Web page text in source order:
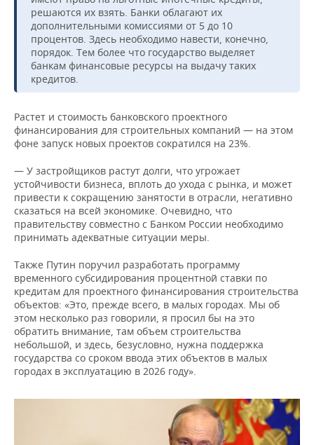
решаются их взять. Банки облагают их
дополнительными комиссиями от 5 до 10
процентов. Здесь необходимо навести, конечно,
порядок. Тем более что государство выделяет
банкам финансовые ресурсы на выдачу таких
кредитов.
Растет и стоимость банковского проектного
финансирования для строительных компаний — на этом
фоне запуск новых проектов сократился на 23%.
— У застройщиков растут долги, что угрожает
устойчивости бизнеса, вплоть до ухода с рынка, и может
привести к сокращению занятости в отрасли, негативно
сказаться на всей экономике. Очевидно, что
правительству совместно с Банком России необходимо
принимать адекватные ситуации меры.
Также Путин поручил разработать программу
временного субсидирования процентной ставки по
кредитам для проектного финансирования строительства
объектов: «Это, прежде всего, в малых городах. Мы об
этом несколько раз говорили, я просил бы на это
обратить внимание, там объем строительства
небольшой, и здесь, безусловно, нужна поддержка
государства со сроком ввода этих объектов в малых
городах в эксплуатацию в 2026 году».